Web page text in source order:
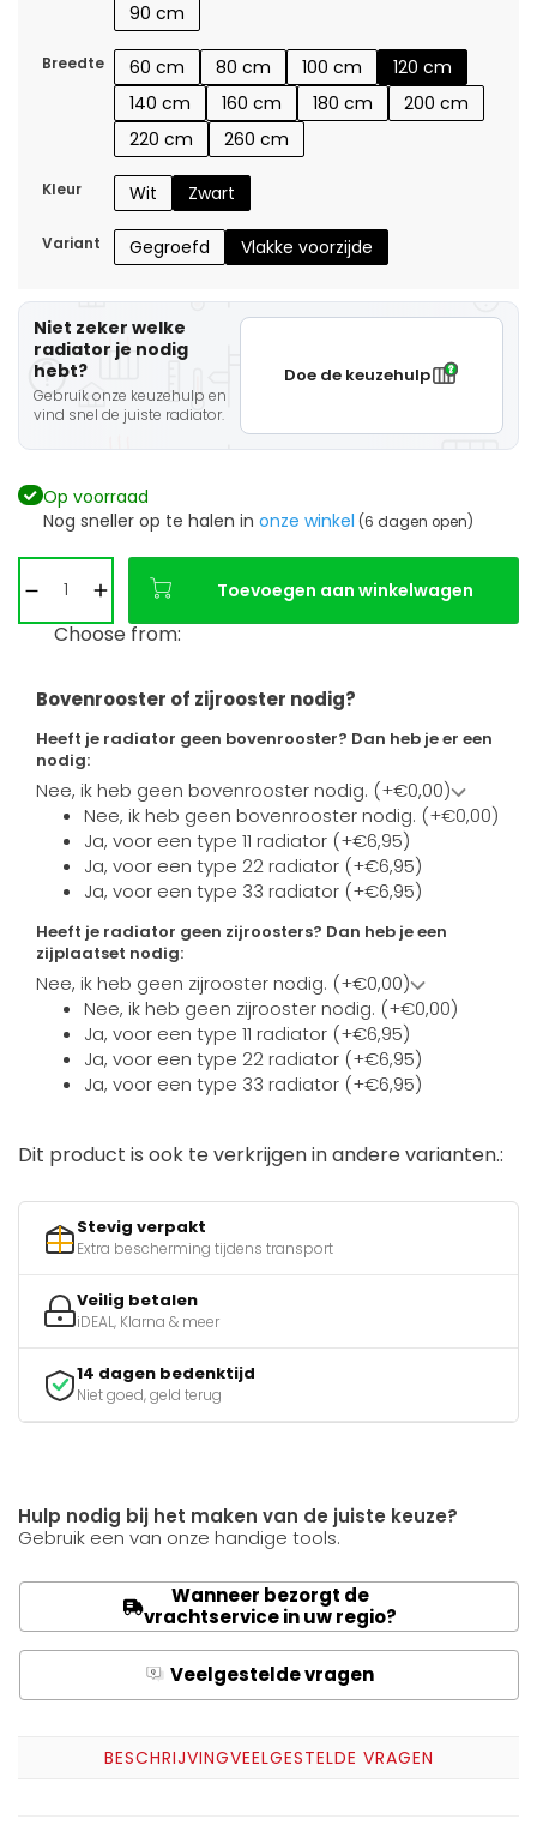
90 cm
Breedte 60 cm 80 cm 100 cm
120 cm
140 cm
160 cm 180 cm
200 cm
220 cm
260 cm
Kleur Wit Zwart
Variant Gegroefd Vlakke voorzijde
Niet zeker welke
radiator je nodig
hebt?
Gebruik onze keuzehulp en
vind snel de juiste radiator.
Doe de keuzehulp
Op voorraad
Nog sneller op te halen in onze winkel (6 dagen open)
Toevoegen aan winkelwagen
Choose from:
Bovenrooster of zijrooster nodig?
Heeft je radiator geen bovenrooster? Dan heb je er een
nodig:
Nee, ik heb geen bovenrooster nodig. (+€0,00)
Nee, ik heb geen bovenrooster nodig. (+€0,00)
Ja, voor een type 11 radiator (+€6,95)
Ja, voor een type 22 radiator (+€6,95)
Ja, voor een type 33 radiator (+€6,95)
Heeft je radiator geen zijroosters? Dan heb je een
zijplaatset nodig:
Nee, ik heb geen zijrooster nodig. (+€0,00)
Nee, ik heb geen zijrooster nodig. (+€0,00)
Ja, voor een type 11 radiator (+€6,95)
Ja, voor een type 22 radiator (+€6,95)
Ja, voor een type 33 radiator (+€6,95)
Dit product is ook te verkrijgen in andere varianten.:
Stevig verpakt
Extra bescherming tijdens transport
Veilig betalen
iDEAL, Klarna & meer
14 dagen bedenktijd
Niet goed, geld terug
Hulp nodig bij het maken van de juiste keuze?
Gebruik een van onze handige tools.
Wanneer bezorgt de
vrachtservice in uw regio?
Q Veelgestelde vragen
BESCHRIJVINGVEELGESTELDE VRAGEN